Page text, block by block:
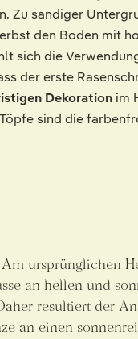
Zu sandiger
den Boden mit
sich die
der erste
Dekoration im
sind die
Am ursprünglichen
an hellen und
resultiert der
an einen